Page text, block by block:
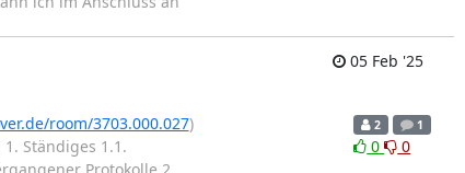
05 Feb '25
room/3703.000.027)
Ständiges 1.1.
Protokolle 2.
2 1
0 0